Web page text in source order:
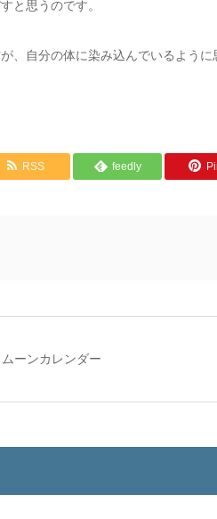
と思うのです。
、自分の体に染み込んでいるように
RSS feedly
ムーンカレンダー